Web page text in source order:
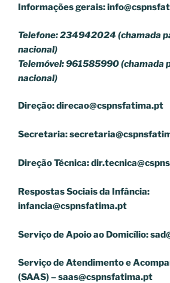
Informações gerais:
Telefone: 234942024 (chamada
nacional)
Telemóvel: 961585990 (chamada
nacional)
Direção:direcao@cspnsfatima.pt
Secretaria:
Direção Técnica:
Respostas Sociais da Infância:
infancia@cspnsfatima.pt
Serviço de Apoio ao Domicílio:
Serviço de Atendimento e
(SAAS) –saas@cspnsfatima.pt